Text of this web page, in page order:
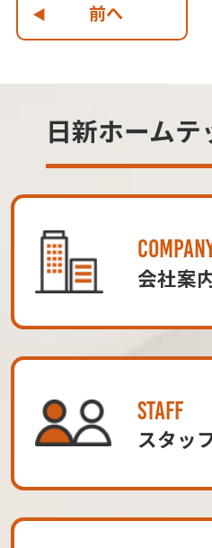
前へ
日新ホームテ
会社案
STAFF
スタッ